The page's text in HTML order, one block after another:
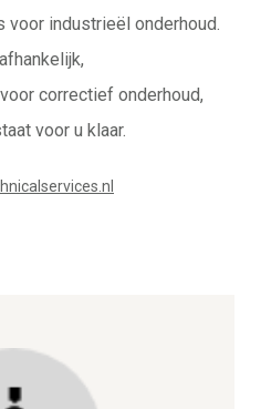
voor industrieël onderhoud.
correctief onderhoud,
voor u klaar.